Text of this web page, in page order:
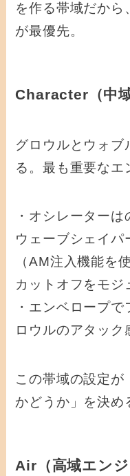
を作る帯域だから
が最優先。
Character（中
グロウルとウォブ
る。最も重要なエ
・オシレーター
ウェーブシェイパ
（AM注入機能を
カットオフをモ
・エンベロープ
ロウルのアタック
この帯域の設定が
かどうか」を決め
Air（高域エンジ